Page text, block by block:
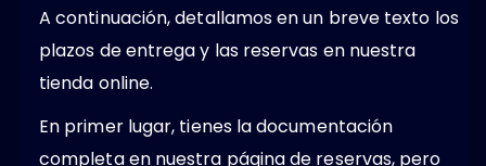
A continuación, detallamos en un breve texto los
plazos de entrega y las reservas en nuestra
tienda online.
En primer lugar, tienes la documentación
completa en nuestra página de reservas, pero